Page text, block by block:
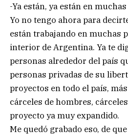
-Ya están, ya están en
Yo no tengo ahora para
están trabajando en muchas
interior de Argentina. Ya te
personas alrededor del país
personas privadas de su
proyectos en todo el país,
cárceles de hombres,
proyecto ya muy expandido.
Me quedó grabado eso, de